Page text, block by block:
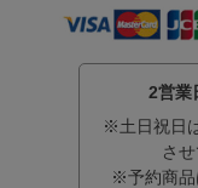
2営業
※土日祝日
さ
※予約商品